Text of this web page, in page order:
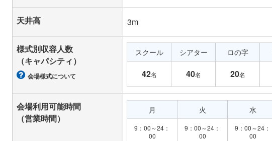
天井高 3m
様式別収容人数
（キャパシティ）
会場様式について
スクール
42名
シアター
40名
ロの字
20名
会場利用可能時間
（営業時間）
月
9：00～24：
00
火
9：00～24：
00
水
9：00～24：
00